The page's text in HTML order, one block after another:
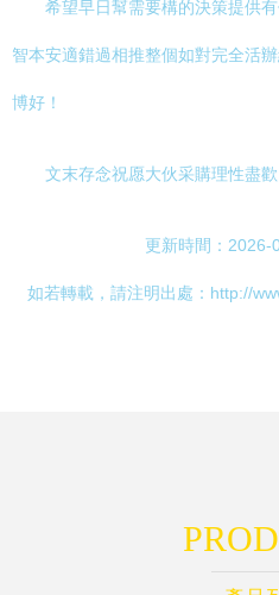
希望早日幫需要構的決策提供
智本安適錯過相推整個如對完全活
博好！
文末存念祝愿大伙采購理性盡
更新時間：2026-
如若轉載，請注明出處：http://